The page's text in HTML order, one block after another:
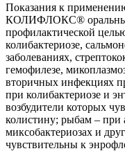
Показания к
КОЛИФЛОКС® оральный
профилактической
колибактериозе,
заболеваниях,
гемофилезе,
вторичных инфекциях
при колибактериозе и
возбудители которых
колистину; рыбам – при
миксобактериозах и
чувствительны к